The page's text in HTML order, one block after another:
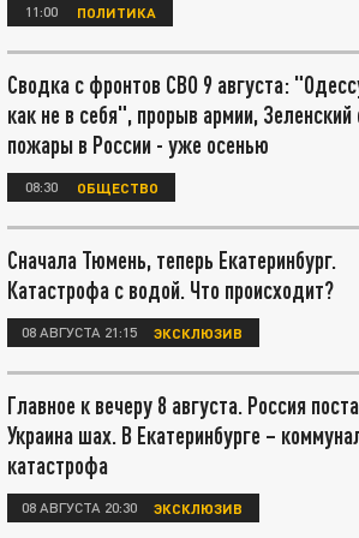
11:00 ПОЛИТИКА
Сводка с фронтов СВО 9 августа:
как не в себя", прорыв армии,
пожары в России - уже осенью
08:30 ОБЩЕСТВО
Сначала Тюмень, теперь Екатеринбург.
Катастрофа с водой. Что происходит?
08 АВГУСТА 21:15 ЭКСКЛЮЗИВ
Главное к вечеру 8 августа. Россия
Украина шах. В Екатеринбурге –
катастрофа
08 АВГУСТА 20:30 ЭКСКЛЮЗИВ